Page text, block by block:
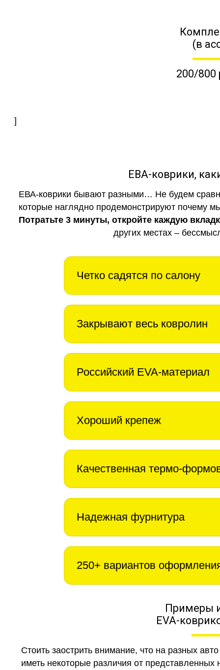
(в
200/800
]
ЕВА-коврики,
ЕВА-коврики бывают разными… Не будем
которые наглядно продемонстрируют почему
Потратьте 3 минуты, откройте каждую
других местах –
Четко садятся по салону
Закрывают весь ковролин
Российский EVA-материал
Хороший крепеж
Качественная термо-
Надежная фурнитура
250+ вариантов
Примеры
EVA-
Стоить заострить внимание, что на разных
иметь некоторые различия от